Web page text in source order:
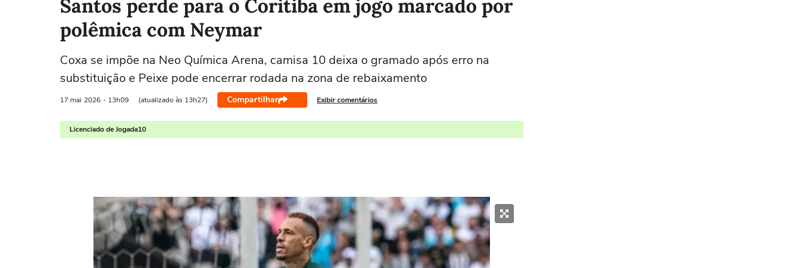
Santos perde para o Coritiba em jogo marcado por
polêmica com Neymar
Coxa se impõe na Neo Química Arena, camisa 10 deixa o gramado após erro na
substituição e Peixe pode encerrar rodada na zona de rebaixamento
17 mai 2026 - 13h09 (atualizado às 13h27) Compartilhar Exibir comentários
Licenciado de Jogada10